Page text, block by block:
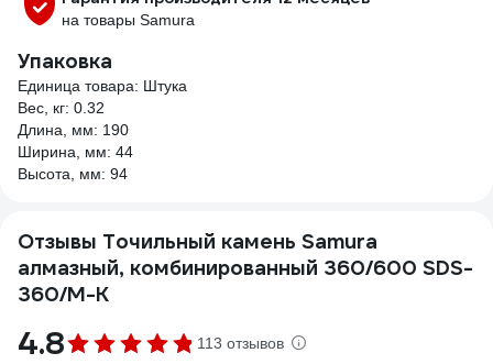
на товары Samura
Упаковка
Единица товара: Штука
Вес, кг: 0.32
Длина, мм: 190
Ширина, мм: 44
Высота, мм: 94
Отзывы Точильный камень Samura
алмазный, комбинированный 360/600 SDS-
360/M-K
4.8 113 отзывов